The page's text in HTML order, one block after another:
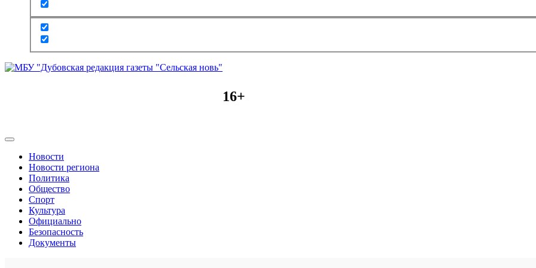
16+
Новости
Новости региона
Политика
Общество
Спорт
Культура
Официально
Безопасность
Документы